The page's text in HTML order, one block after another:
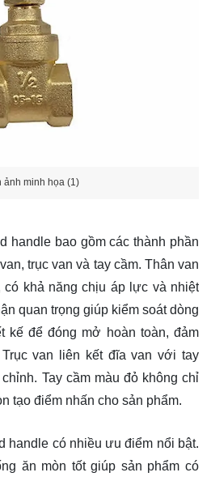
ảnh minh họa (1)
handle bao gồm các thành phần
trục van và tay cầm. Thân van
khả năng chịu áp lực và nhiệt
quan trọng giúp kiểm soát dòng
kế để đóng mở hoàn toàn, đảm
van liên kết đĩa van với tay
Tay cầm màu đỏ không chỉ
tạo điểm nhấn cho sản phẩm.
handle có nhiều ưu điểm nổi bật.
ăn mòn tốt giúp sản phẩm có